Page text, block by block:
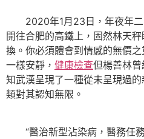
2020年1月23日，年夜年二
開往合肥的高鐵上，固然林天
換。你必須體會到情感的無價
一樣安靜， 健康檢查但楊善林
知武漢呈現了一種從未呈現過
類對其認知無限。
“醫治新型沾染病，醫務任務